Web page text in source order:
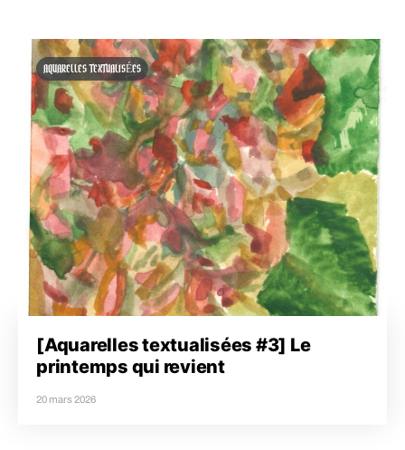
AQUARELLES TEXTUALISÉES
[Aquarelles textualisées #3] Le
printemps qui revient
20 mars 2026